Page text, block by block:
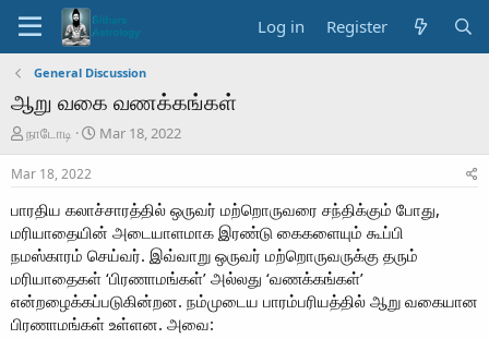
Log in Register
General Discussion
ஆறு வகை வணக்கங்கள்
T
h
r
a
d
s
t
a
r
t
நாடோடி
S
t
t
d
a
e
Mar 18, 2022
Mar 18, 2022
பாரதிய கலாச்சாரத்தில் ஒருவர் மற்றொருவரை சந்திக்கும் போது,
மரியாதையின் அடையாளமாக இரண்டு கைகளையும் கூப்பி
நமஸ்காரம் செய்வர். இவ்வாறு ஒருவர் மற்றொருவருக்கு தரும்
மரியாதைகள் ‘பிரணாமங்கள்’ அல்லது ‘வணக்கங்கள்’
என்றழைக்கப்படுகின்றன. நம்முடைய பாரம்பரியத்தில் ஆறு வகையான
பிரணாமங்கள் உள்ளன. அவை: